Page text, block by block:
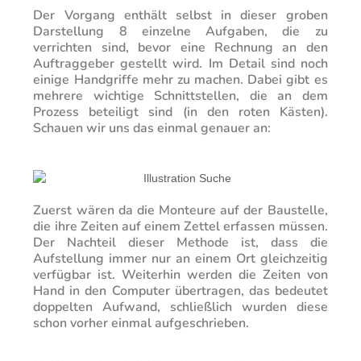
Der Vorgang enthält selbst in dieser groben
Darstellung 8 einzelne Aufgaben, die zu
verrichten sind, bevor eine Rechnung an den
Auftraggeber gestellt wird. Im Detail sind noch
einige Handgriffe mehr zu machen. Dabei gibt es
mehrere wichtige Schnittstellen, die an dem
Prozess beteiligt sind (in den roten Kästen).
Schauen wir uns das einmal genauer an:
Zuerst wären da die Monteure auf der Baustelle,
die ihre Zeiten auf einem Zettel erfassen müssen.
Der Nachteil dieser Methode ist, dass die
Aufstellung immer nur an einem Ort gleichzeitig
verfügbar ist. Weiterhin werden die Zeiten von
Hand in den Computer übertragen, das bedeutet
doppelten Aufwand, schließlich wurden diese
schon vorher einmal aufgeschrieben.